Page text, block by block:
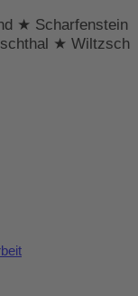
★ Scharfenstein
★ Wiltzsch